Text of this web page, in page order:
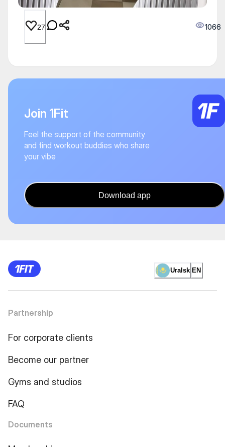
27 1066
Join 1Fit
Feel the support of the community
and find workout buddies who share
your vibe
Download app
Uralsk EN
Partnership
For corporate clients
Become our partner
Gyms and studios
FAQ
Documents